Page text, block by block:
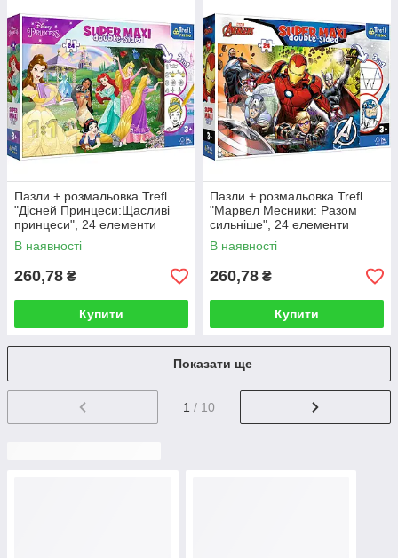
Пазли + розмальовка Trefl
"Дісней Принцеси:Щасливі
принцеси", 24 елементи
SUPER МАХІ (Трефл) 41008
В наявності
260,78 ₴
Купити
Пазли + розмальовка Trefl
"Марвел Месники: Разом
сильніше", 24 елементи
SUPER МАХІ (Трефл) 41007
В наявності
260,78 ₴
Купити
Показати ще
1 / 10